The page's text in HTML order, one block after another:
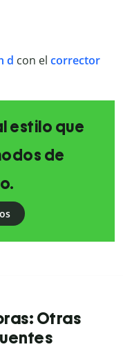
d con el corrector
estilo que
de
Otras